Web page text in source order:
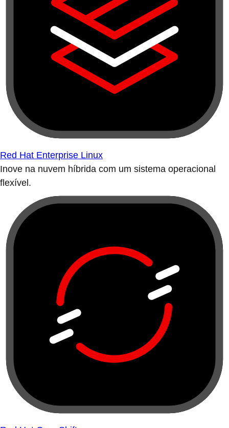
Red Hat Enterprise Linux
Inove na nuvem híbrida com um sistema operacional
flexível.